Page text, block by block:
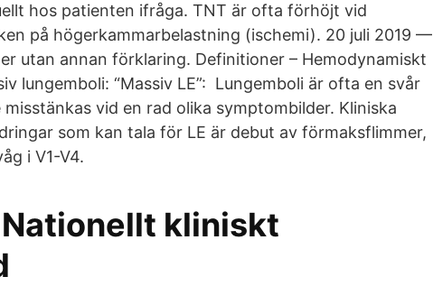
hos patienten ifråga. TNT är ofta förhöjt vid
på högerkammarbelastning (ischemi). 20 juli 2019 —
utan annan förklaring. Definitioner – Hemodynamiskt
lungemboli: “Massiv LE”: Lungemboli är ofta en svår
vid en rad olika symptombilder. Kliniska
som kan tala för LE är debut av förmaksflimmer,
i V1-V4.
kliniskt